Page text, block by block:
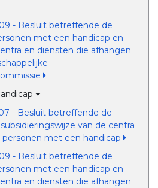
- Besluit betreffende de
met een handicap en
en diensten die afhangen
- Besluit betreffende de
van de centra
met een handicap
- Besluit betreffende de
met een handicap en
en diensten die afhangen